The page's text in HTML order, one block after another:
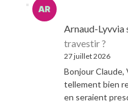
Arnaud-Lyvvia
travestir ?
27 juillet 2026
Bonjour
tellement bien
en seraient